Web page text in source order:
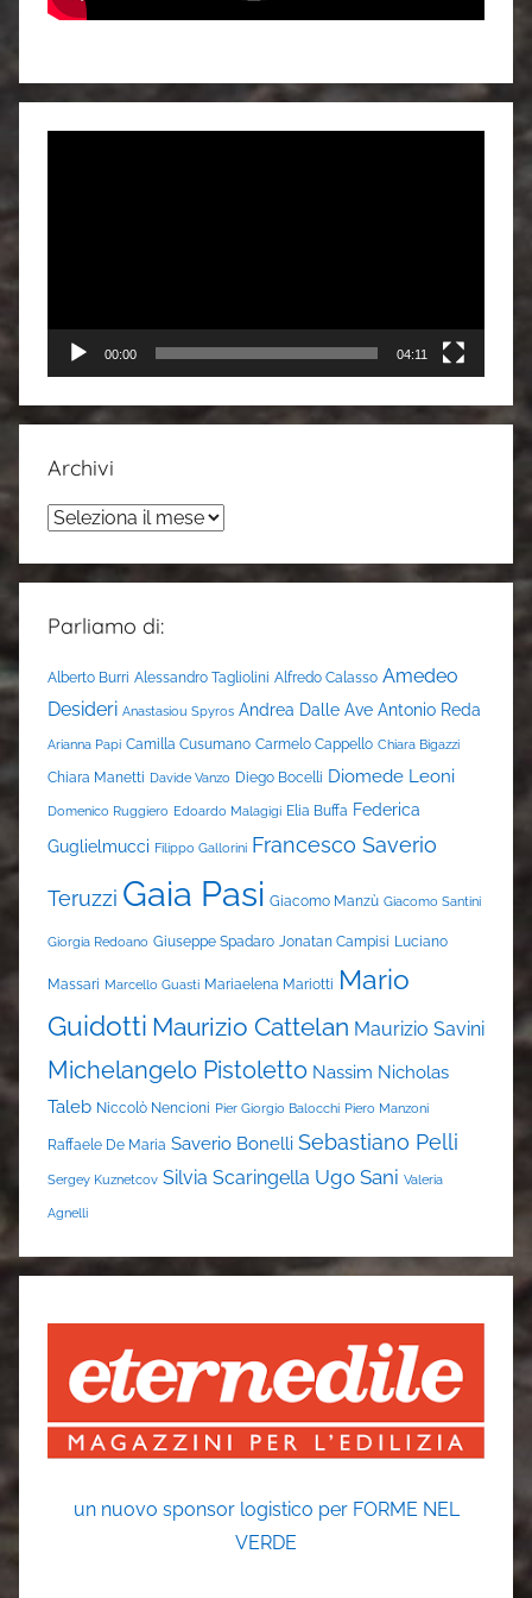
00:00 04:11
Archivi
Archivi
Parliamo di:
Alberto Burri Alessandro Tagliolini Alfredo Calasso Amedeo
Desideri Anastasiou Spyros Andrea Dalle Ave Antonio Reda
Arianna Papi Camilla Cusumano Carmelo Cappello Chiara Bigazzi
Chiara Manetti Davide Vanzo Diego Bocelli Diomede Leoni
Domenico Ruggiero Edoardo Malagigi Elia Buffa Federica
Guglielmucci Filippo Gallorini Francesco Saverio
Teruzzi Gaia Pasi Giacomo Manzù Giacomo Santini
Giorgia Redoano Giuseppe Spadaro Jonatan Campisi Luciano
Massari Marcello Guasti Mariaelena Mariotti Mario
Guidotti Maurizio Cattelan Maurizio Savini
Michelangelo Pistoletto Nassim Nicholas
Taleb Niccolò Nencioni Pier Giorgio Balocchi Piero Manzoni
Raffaele De Maria Saverio Bonelli Sebastiano Pelli
Sergey Kuznetcov Silvia Scaringella Ugo Sani Valeria
Agnelli
un nuovo sponsor logistico per FORME NEL
VERDE